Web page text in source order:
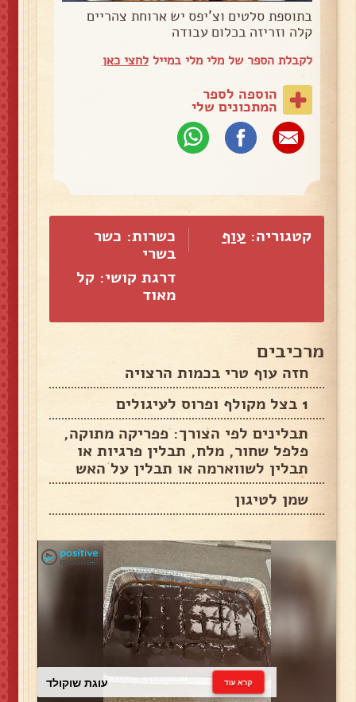
בתוספת סלטים וצ'יפס יש ארוחת צהריים
קלה וזריזה בכלום עבודה
לקבלת הספר של מלי מלי במייללחצי כאן
הוספה לספר
המתכונים שלי
קטגוריה: עוף
כשרות: כשר
בשרי
דרגת קושי: קל
מאוד
מרכיבים
חזה עוף טרי בכמות הרצויה
1 בצל מקולף ופרוס לעיגולים
תבלינים לפי הצורך: פפריקה מתוקה,
פלפל שחור, מלח, תבלין פרגיות או
תבלין לשווארמה או תבלין על האש
שמן לטיגון
עוגת שוקולד קרא עוד